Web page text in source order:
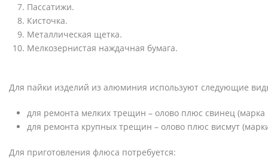
Пассатижи.
Кисточка.
Металлическая щетка.
Мелкозернистая наждачная бумага.
Для пайки изделий из алюминия используют следующие
для ремонта мелких трещин – олово плюс свинец
для ремонта крупных трещин – олово плюс висмут
Для приготовления флюса потребуется: